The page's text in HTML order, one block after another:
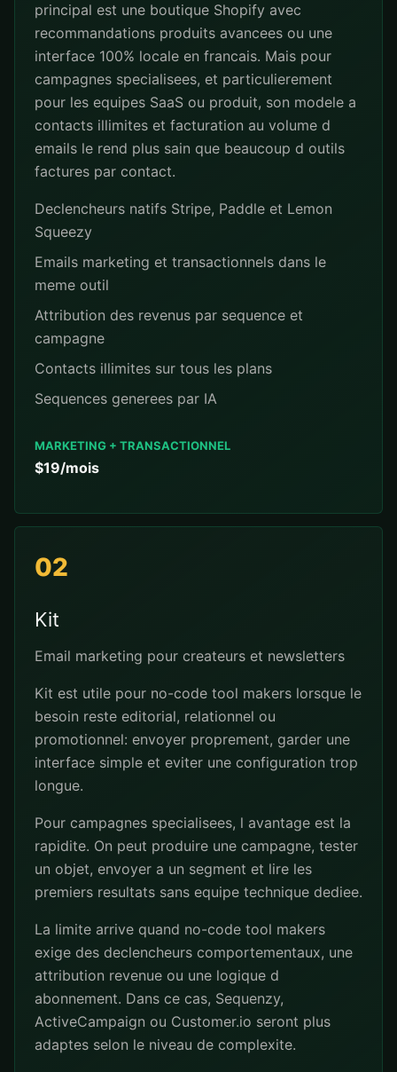
principal est une boutique Shopify avec
recommandations produits avancees ou une
interface 100% locale en francais. Mais pour
campagnes specialisees, et particulierement
pour les equipes SaaS ou produit, son modele a
contacts illimites et facturation au volume d
emails le rend plus sain que beaucoup d outils
factures par contact.
Declencheurs natifs Stripe, Paddle et Lemon
Squeezy
Emails marketing et transactionnels dans le
meme outil
Attribution des revenus par sequence et
campagne
Contacts illimites sur tous les plans
Sequences generees par IA
MARKETING + TRANSACTIONNEL
$19/mois
02
Kit
Email marketing pour createurs et newsletters
Kit est utile pour no-code tool makers lorsque le
besoin reste editorial, relationnel ou
promotionnel: envoyer proprement, garder une
interface simple et eviter une configuration trop
longue.
Pour campagnes specialisees, l avantage est la
rapidite. On peut produire une campagne, tester
un objet, envoyer a un segment et lire les
premiers resultats sans equipe technique dediee.
La limite arrive quand no-code tool makers
exige des declencheurs comportementaux, une
attribution revenue ou une logique d
abonnement. Dans ce cas, Sequenzy,
ActiveCampaign ou Customer.io seront plus
adaptes selon le niveau de complexite.